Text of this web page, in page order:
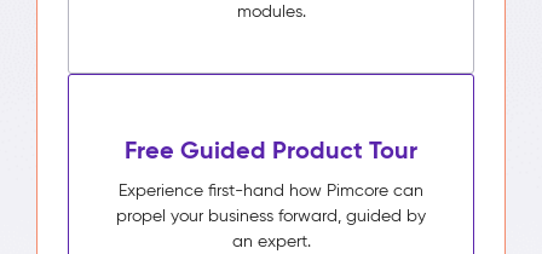
modules.
Free Guided Product Tour
Experience first-hand how Pimcore can
propel your business forward, guided by
an expert.